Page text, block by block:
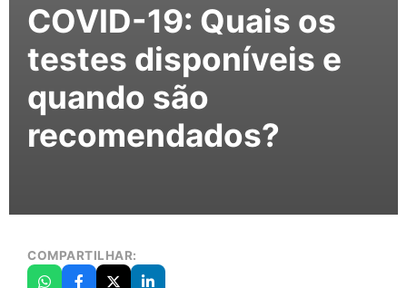
COVID-19: Quais os
testes disponíveis e
quando são
recomendados?
COMPARTILHAR: